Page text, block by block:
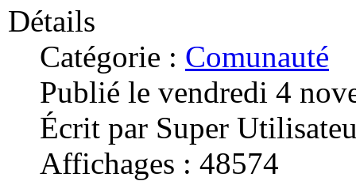
Détails
Catégorie : Comunauté
Publié le vendredi 4
Écrit par Super
Affichages : 48574